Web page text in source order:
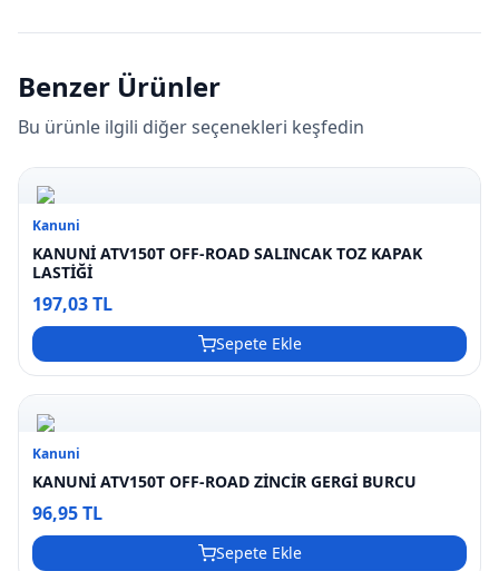
Benzer Ürünler
Bu ürünle ilgili diğer seçenekleri keşfedin
Kanuni
KANUNİ ATV150T OFF-ROAD SALINCAK TOZ KAPAK
LASTİĞİ
197,03 TL
Sepete Ekle
Kanuni
KANUNİ ATV150T OFF-ROAD ZİNCİR GERGİ BURCU
96,95 TL
Sepete Ekle